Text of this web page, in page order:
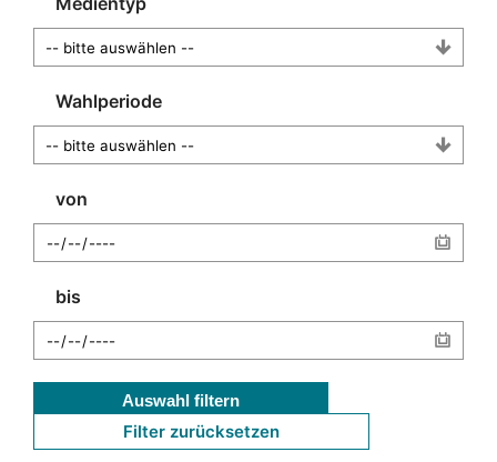
Wahlperiode
von
bis
Auswahl filtern
Filter zurücksetzen